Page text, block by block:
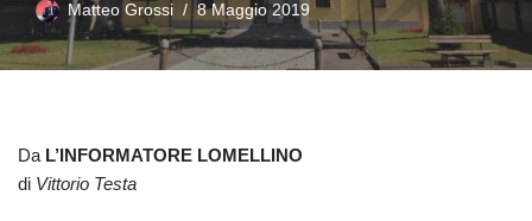
Matteo Grossi 8 Maggio 2019
Da L’INFORMATORE LOMELLINO
di Vittorio Testa